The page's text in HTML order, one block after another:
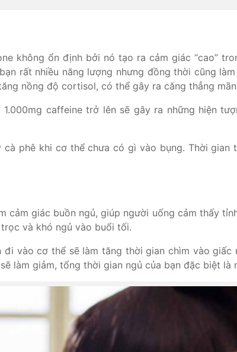
không ổn định bởi nó tạo ra cảm giác “cao”
rất nhiều năng lượng nhưng đồng thời cũng
nồng độ cortisol, có thể gây ra căng thẳng
caffeine trở lên sẽ gây ra những hiện
phê khi cơ thể chưa có gì vào bụng. Thời gian
giác buồn ngủ, giúp người uống cảm thấy
và khó ngủ vào buổi tối.
vào cơ thể sẽ làm tăng thời gian chìm vào giấc
làm giảm, tổng thời gian ngủ của bạn đặc biệt là